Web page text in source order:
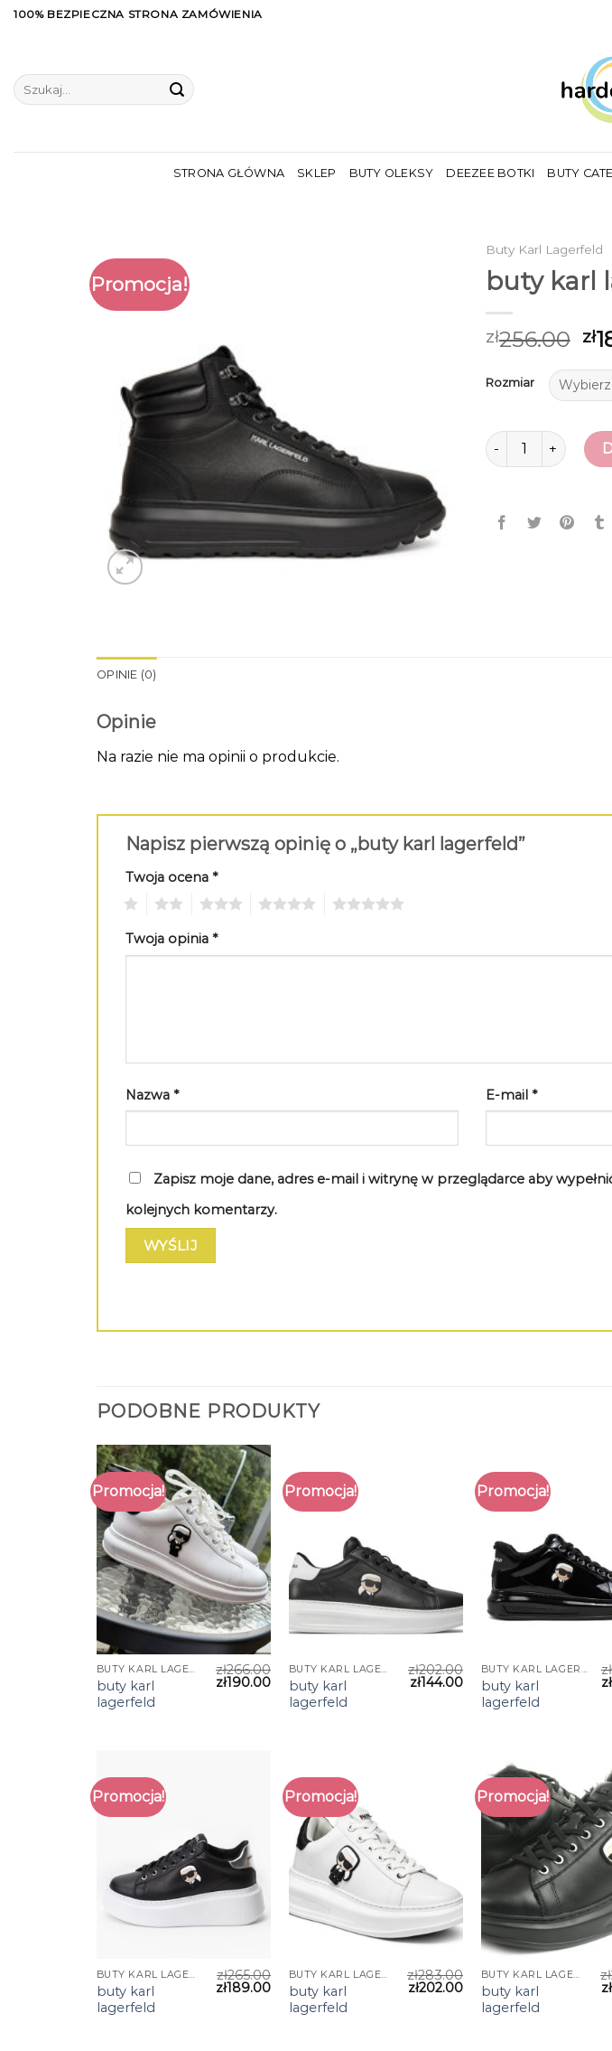
Skip100% BEZPIECZNA STRONA ZAMÓWIENIA
Szukaj:
STRONA GŁÓWNA SKLEP BUTY OLEKSY DEEZEE BOTKI BUTY
Promocja!
Buty Karl Lagerfeld
buty karl
zł256.00 zł
Rozmiar
ilość buty karl
OPINIE (0)
Opinie
Na razie nie ma opinii o produkcie.
Napisz pierwszą opinię o „buty karl lagerfeld”
Twoja ocena *
Twoja opinia *
Nazwa * E-mail *
Zapisz moje dane, adres e-mail i witrynę w przeglądarce aby
kolejnych komentarzy.
PODOBNE PRODUKTY
Promocja!
BUTY KARL LAGERFELD
buty karl
lagerfeld
zł266.00
zł190.00
Promocja!
BUTY KARL LAGERFELD
buty karl
lagerfeld
zł202.00
zł144.00
Promocja!
BUTY KARL LAGERFELD
buty karl
lagerfeld
zł
zł
Promocja!
BUTY KARL LAGERFELD
buty karl
lagerfeld
zł265.00
zł189.00
Promocja!
BUTY KARL LAGERFELD
buty karl
lagerfeld
zł283.00
zł202.00
Promocja!
BUTY KARL LAGERFELD
buty karl
lagerfeld
zł
zł